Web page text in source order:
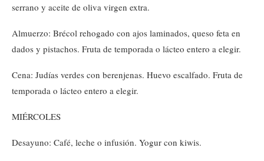
serrano y aceite de oliva virgen extra.
Almuerzo: Brécol rehogado con ajos laminados, queso feta en
dados y pistachos. Fruta de temporada o lácteo entero a elegir.
Cena: Judías verdes con berenjenas. Huevo escalfado. Fruta de
temporada o lácteo entero a elegir.
MIÉRCOLES
Desayuno: Café, leche o infusión. Yogur con kiwis.